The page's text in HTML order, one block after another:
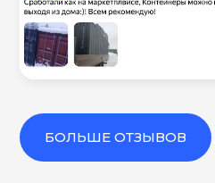
БОЛЬШЕ ОТЗЫВОВ